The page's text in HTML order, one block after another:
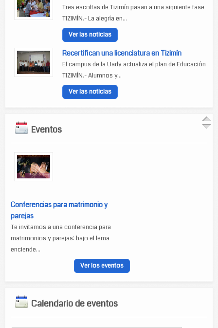
Tres escoltas de Tizimín pasan a una siguiente fase
TIZIMÍN.- La alegría en...
Ver las noticias
Recertifican una licenciatura en Tizimín
El campus de la Uady actualiza el plan de Educación
TIZIMÍN.- Alumnos y...
Ver las noticias
Eventos
Conferencias para matrimonio y
parejas
Te invitamos a una conferencia para
matrimonios y parejas: bajo el lema
enciende...
Ver los eventos
Calendario de eventos